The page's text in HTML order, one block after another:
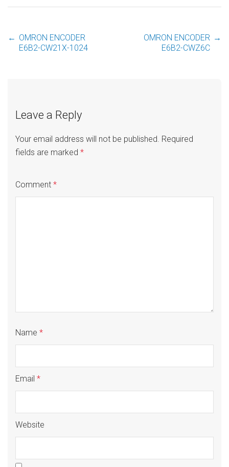
Post
← OMRON ENCODER
E6B2-CW21X-1024
OMRON ENCODER
E6B2-CWZ6C
→
Leave a Reply
Your email address will not be published. Required
fields are marked *
Comment *
Name *
Email *
Website